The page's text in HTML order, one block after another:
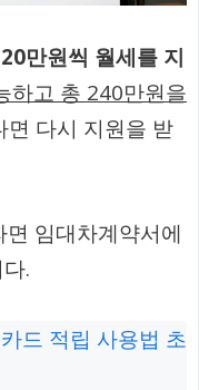
만원씩 월세를 지
하고 총 240만원을
면 다시 지원을 받
임대차계약서에
.
드 적립 사용법 초